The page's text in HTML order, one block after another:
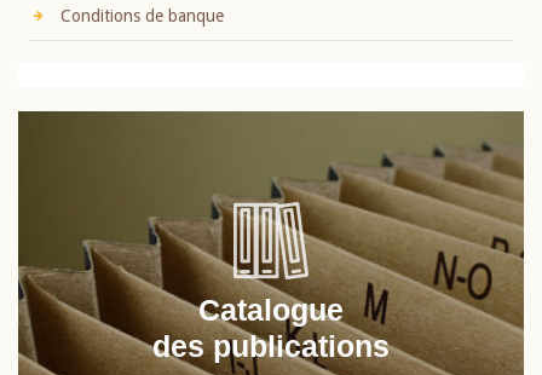
Conditions de banque
Catalogue
des publications